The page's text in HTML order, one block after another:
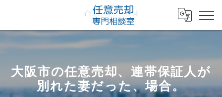
大阪市の任意売却、連帯保証人が
別れた妻だった、場合。